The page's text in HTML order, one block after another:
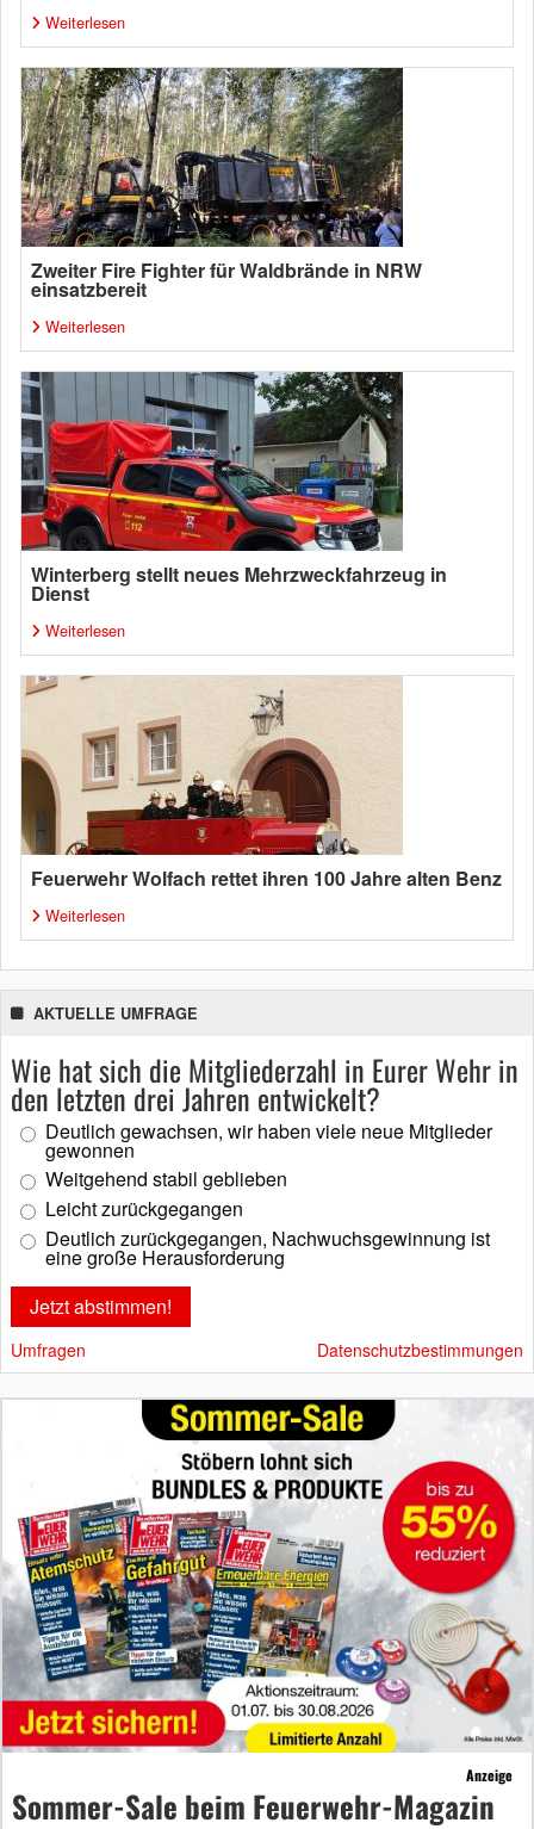
Weiterlesen
Zweiter Fire Fighter für Waldbrände in NRW
einsatzbereit
Weiterlesen
Winterberg stellt neues Mehrzweckfahrzeug in
Dienst
Weiterlesen
Feuerwehr Wolfach rettet ihren 100 Jahre alten Benz
Weiterlesen
AKTUELLE UMFRAGE
Wie hat sich die Mitgliederzahl in Eurer Wehr in
den letzten drei Jahren entwickelt?
Deutlich gewachsen, wir haben viele neue Mitglieder
gewonnen
Weitgehend stabil geblieben
Leicht zurückgegangen
Deutlich zurückgegangen, Nachwuchsgewinnung ist
eine große Herausforderung
Umfragen Datenschutzbestimmungen
Anzeige
Sommer-Sale beim Feuerwehr-Magazin